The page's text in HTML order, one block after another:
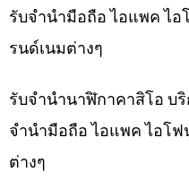
รับจำนำมือถือ ไอแพค ไ
รนด์เนมต่างๆ
รับจำนำนาฬิกาคาสิโอ บ
จำนำมือถือ ไอแพค ไอโ
ต่างๆ